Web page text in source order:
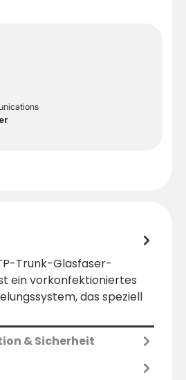
Trunk-Glasfaser-
ein vorkonfektioniertes
das speziell
& Sicherheit